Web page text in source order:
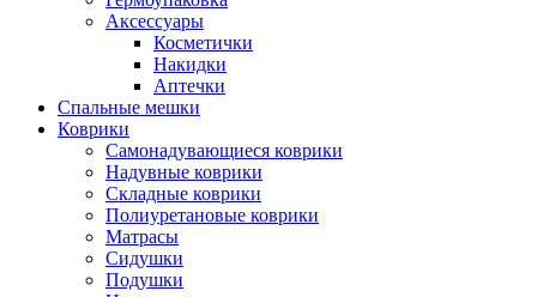
Аксессуары
Косметички
Накидки
Аптечки
Спальные мешки
Коврики
Самонадувающиеся коврики
Надувные коврики
Складные коврики
Полиуретановые коврики
Матрасы
Сидушки
Подушки